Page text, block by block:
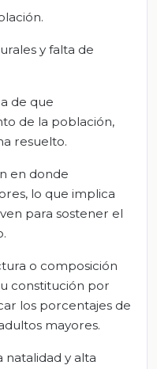
y falta de
de que
de la población,
resuelto.
en donde
lo que implica
para sostener el
o composición
constitución por
los porcentajes de
mayores.
natalidad y alta